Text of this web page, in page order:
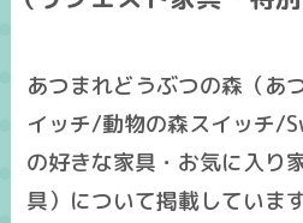
あつまれどうぶつの森（あ
イッチ/動物の森スイッチ/
の好きな家具・お気に入り
具）について掲載しています